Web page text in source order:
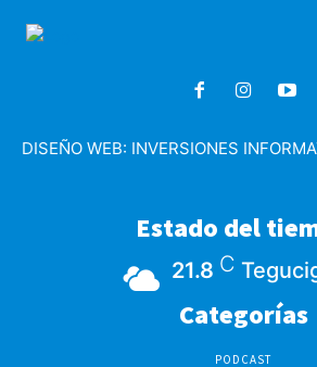
DISEÑO WEB: INVERSIONES
Estado del
21.8 C
Categorías
PODCAST